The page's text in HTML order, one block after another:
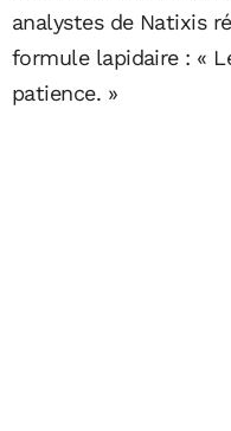
analystes de Natixis
formule lapidaire : «
patience. »